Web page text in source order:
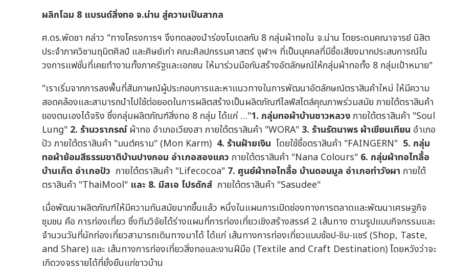
ผลิกโฉม 8 แบรนด์สิ่งทอ จ.น่าน สู่ความเป็นสากล
ศ.ดร.พัดชา กล่าว "ทางโครงการฯ จึงทดลองนำร่องโมเดลกับ 8 กลุ่มผ้าทอใน จ.น่าน โดยระดมคณาจารย์ นิสิต
ประจำภาควิชานฤมิตศิลป์ และศิษย์เก่า คณะศิลปกรรมศาสตร์ จุฬาฯ ที่เป็นบุคคลที่มีชื่อเสียงมากประสบการณ์ใน
วงการแฟชั่นที่เคยทำงานทั้งภาครัฐและเอกชน ให้มาร่วมมือกันสร้างอัตลักษณ์ให้กลุ่มผ้าทอทั้ง 8 กลุ่มเป้าหมาย"
"เราเริ่มจากการลงพื้นที่สัมภาษณ์ผู้ประกอบการและหาแนวทางในการพัฒนาอัตลักษณ์ตราสินค้าใหม่ ให้มีความ
สอดคล้องและสามารถนำไปใช้ต่อยอดในการผลิตสร้างเป็นผลิตภัณฑ์ไลฟ์สไตล์คุณภาพร่วมสมัย ภายใต้ตราสินค้า
ของตนเองได้จริง ซึ่งกลุ่มผลิตภัณฑ์สิ่งทอ 8 กลุ่ม ได้แก่ …"1. กลุ่มทอผ้าบ้านซาวหลวงภายใต้ตราสินค้า "Soul
Lung" 2. ร้านวราภรณ์ ผ้าทอ อำเภอเวียงสา ภายใต้ตราสินค้า "WORA" 3. ร้านรัตนาพร ผ้าเขียนเทียน อำเภอ
ปัว ภายใต้ตราสินค้า "มนต์คราม" (Mon Karm) 4. ร้านฝ้ายเงิน โดยใช้ชื่อตราสินค้า "FAINGERN" 5. กลุ่ม
ทอผ้าย้อมสีธรรมชาติบ้านปางกอม อำเภอสองแคว ภายใต้ตราสินค้า "Nana Colours" 6. กลุ่มผ้าทอไทลื้อ
บ้านเก็ต อำเภอปัว ภายใต้ตราสินค้า "Lifecocoa" 7. ศูนย์ผ้าทอไทลื้อ บ้านดอนมูล อำเภอท่าวังผา ภายใต้
ตราสินค้า "ThaiMool" และ 8. มีสเอ โปรดักส์ ภายใต้ตราสินค้า "Sasudee"
เมื่อพัฒนาผลิตภัณฑ์ให้มีความทันสมัยมากขึ้นแล้ว หนึ่งในแผนการเปิดช่องทางการตลาดและพัฒนาเศรษฐกิจ
ชุมชน คือ การท่องเที่ยว ซึ่งทีมวิจัยได้ร่างแผนที่การท่องเที่ยวเชิงสร้างสรรค์ 2 เส้นทาง ตามรูปแบบกิจกรรมและ
จำนวนวันที่นักท่องเที่ยวสามารถเดินทางมาได้ ได้แก่ เส้นทางการท่องเที่ยวแบบช้อป-ชิม-แชร์ (Shop, Taste,
and Share) และ เส้นทางการท่องเที่ยวสิ่งทอและงานฝีมือ (Textile and Craft Destination) โดยหวังว่าจะ
เกิดวงจรรายได้ที่ยั่งยืนแก่ชาวบ้าน